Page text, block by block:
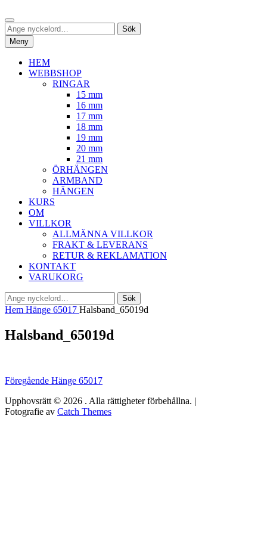
Hoppa
till
innehåll
Sök
Sök
efter:
Sök
Meny
HEM
WEBBSHOP
RINGAR
15 mm
16 mm
17 mm
18 mm
19 mm
20 mm
21 mm
ÖRHÄNGEN
ARMBAND
HÄNGEN
KURS
OM
VILLKOR
ALLMÄNNA VILLKOR
FRAKT & LEVERANS
RETUR & REKLAMATION
KONTAKT
VARUKORG
Sök
efter:
Sök
Hem Hänge 65017 Halsband_65019d
Halsband_65019d
Inläggsnavigering
Föregående Föregående
Hänge 65017
Upphovsrätt © 2026 . Alla rättigheter förbehållna. |
Fotografie av Catch Themes